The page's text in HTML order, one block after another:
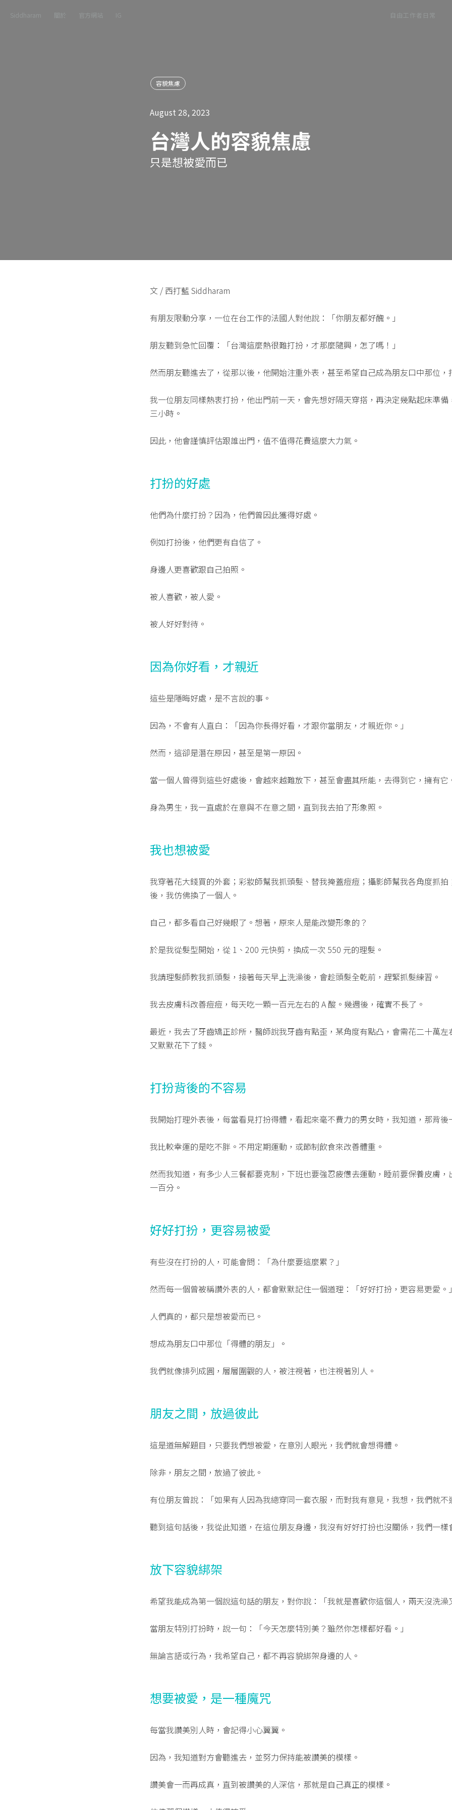
Siddharam 關於 官方網站 IG 自由工作者日常
容貌焦慮
August 28, 2023
台灣人的容貌焦慮
只是想被愛而已
文 / 西打藍 Siddharam
有朋友限動分享，一位在台工作的法國人對他說：「你朋友都好醜。」
朋友聽到急忙回覆：「台灣這麼熱很難打扮，才那麼隨興，怎了嗎！」
然而朋友聽進去了，從那以後，他開始注重外表，甚至希望自己成為朋友口中那位，
我一位朋友同樣熱衷打扮，他出門前一天，會先想好隔天穿搭，再決定幾點起床準備
三小時。
因此，他會謹慎評估跟誰出門，值不值得花費這麼大力氣。
打扮的好處
他們為什麼打扮？因為，他們曾因此獲得好處。
例如打扮後，他們更有自信了。
身邊人更喜歡跟自己拍照。
被人喜歡，被人愛。
被人好好對待。
因為你好看，才親近
這些是隱晦好處，是不言說的事。
因為，不會有人直白：「因為你長得好看，才跟你當朋友，才親近你。」
然而，這卻是潛在原因，甚至是第一原因。
當一個人曾得到這些好處後，會越來越難放下，甚至會盡其所能，去得到它，擁有它
身為男生，我一直處於在意與不在意之間，直到我去拍了形象照。
我也想被愛
我穿著花大錢買的外套；彩妝師幫我抓頭髮、替我掩蓋痘痘；攝影師幫我各角度抓拍
後，我仿佛換了一個人。
自己，都多看自己好幾眼了。想著，原來人是能改變形象的？
於是我從髮型開始，從 1、200 元快剪，換成一次 550 元的理髮。
我請理髮師教我抓頭髮，接著每天早上洗澡後，會趁頭髮全乾前，趕緊抓髮練習。
我去皮膚科改善痘痘，每天吃一顆一百元左右的 A 酸。幾週後，確實不長了。
最近，我去了牙齒矯正診所，醫師說我牙齒有點歪，某角度有點凸，會需花二十萬左
又默默花下了錢。
打扮背後的不容易
我開始打理外表後，每當看見打扮得體，看起來毫不費力的男女時，我知道，那背後
我比較幸運的是吃不胖。不用定期運動，或節制飲食來改善體重。
然而我知道，有多少人三餐都要克制，下班也要強忍疲憊去運動，睡前要保養皮膚，
一百分。
好好打扮，更容易被愛
有些沒在打扮的人，可能會問：「為什麼要這麼累？」
然而每一個曾被稱讚外表的人，都會默默記住一個道理：「好好打扮，更容易更愛。」
人們真的，都只是想被愛而已。
想成為朋友口中那位「得體的朋友」。
我們就像排列成圓，層層圍觀的人，被注視著，也注視著別人。
朋友之間，放過彼此
這是道無解題目，只要我們想被愛，在意別人眼光，我們就會想得體。
除非，朋友之間，放過了彼此。
有位朋友曾說：「如果有人因為我總穿同一套衣服，而對我有意見，我想，我們就不
聽到這句話後，我從此知道，在這位朋友身邊，我沒有好好打扮也沒關係，我們一樣
放下容貌綁架
希望我能成為第一個說這句話的朋友，對你說：「我就是喜歡你這個人，兩天沒洗澡
當朋友特別打扮時，說一句：「今天怎麼特別美？雖然你怎樣都好看。」
無論言語或行為，我希望自己，都不再容貌綁架身邊的人。
想要被愛，是一種魔咒
每當我讚美別人時，會記得小心翼翼。
因為，我知道對方會聽進去，並努力保持能被讚美的模樣。
讚美會一而再成真，直到被讚美的人深信，那就是自己真正的模樣。